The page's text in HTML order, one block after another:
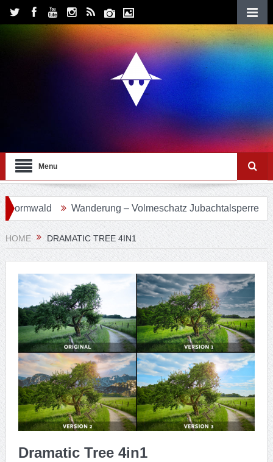
Menu
Wanderung – Volmeschatz Jubachtalsperre
HOME DRAMATIC TREE 4IN1
Dramatic Tree 4in1